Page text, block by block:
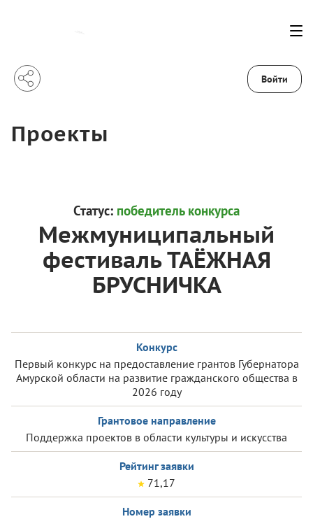
Войти
Проекты
Статус: победитель конкурса
Межмуниципальный
фестиваль ТАЁЖНАЯ
БРУСНИЧКА
Конкурс
Первый конкурс на предоставление грантов Губернатора
Амурской области на развитие гражданского общества в
2026 году
Грантовое направление
Поддержка проектов в области культуры и искусства
Рейтинг заявки
71,17
Номер заявки